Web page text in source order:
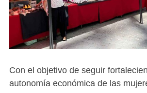
Con el objetivo de seguir
autonomía económica de las